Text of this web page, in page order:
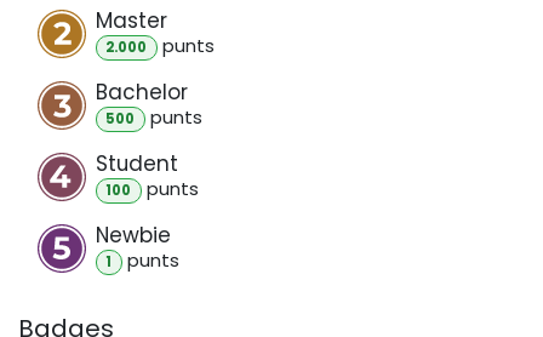
Master
2.000 punts
Bachelor
500 punts
Student
100 punts
Newbie
1 punts
Badges